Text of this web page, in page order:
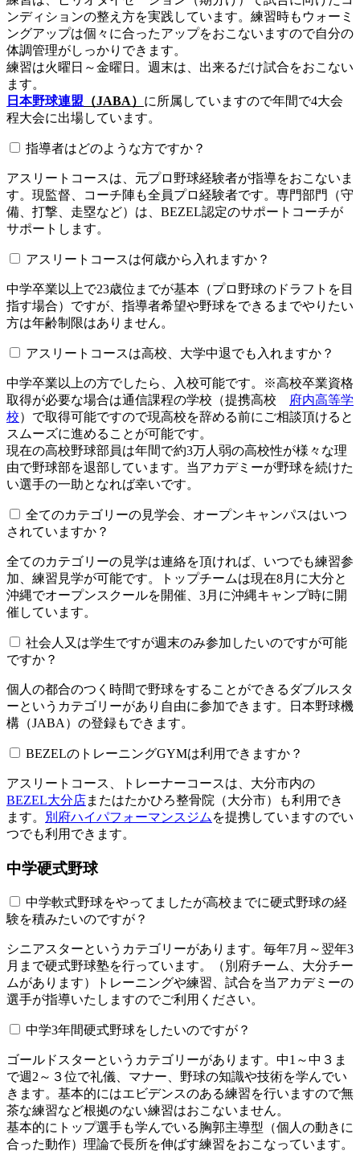
ンディションの整え方を実践しています。練習時もウォーミ
ングアップは個々に合ったアップをおこないますので自分の
体調管理がしっかりできます。
練習は火曜日～金曜日。週末は、出来るだけ試合をおこない
ます。
日本野球連盟 （JABA） に所属していますので年間で4大会
程大会に出場しています。
指導者はどのような方ですか？
アスリートコースは、元プロ野球経験者が指導をおこないま
す。現監督、コーチ陣も全員プロ経験者です。専門部門（守
備、打撃、走塁など）は、BEZEL認定のサポートコーチが
サポートします。
アスリートコースは何歳から入れますか？
中学卒業以上で23歳位までが基本（プロ野球のドラフトを目
指す場合）ですが、指導者希望や野球をできるまでやりたい
方は年齢制限はありません。
アスリートコースは高校、大学中退でも入れますか？
中学卒業以上の方でしたら、入校可能です。※高校卒業資格
取得が必要な場合は通信課程の学校（提携高校
府内高等学
校）で取得可能ですので現高校を辞める前にご相談頂けると
スムーズに進めることが可能です。
現在の高校野球部員は年間で約3万人弱の高校性が様々な理
由で野球部を退部しています。当アカデミーが野球を続けた
い選手の一助となれば幸いです。
全てのカテゴリーの見学会、オープンキャンパスはいつ
されていますか？​​​​​
全てのカテゴリーの見学は連絡を頂ければ、いつでも練習参
加、練習見学が可能です。トップチームは現在8月に大分と
沖縄でオープンスクールを開催、3月に沖縄キャンプ時に開
催しています。
社会人又は学生ですが週末のみ参加したいのですが可能
ですか？
個人の都合のつく時間で野球をすることができるダブルスタ
ーというカテゴリーがあり自由に参加できます。日本野球機
構（JABA）の登録もできます。
BEZELのトレーニングGYMは利用できますか？​​​​​
アスリートコース、トレーナーコースは、大分市内の
BEZEL大分店またはたかひろ整骨院（大分市）も利用でき
ます。
別府ハイパフォーマンスジム を提携していますのでい
つでも利用できます。
中学硬式野球
中学軟式野球をやってましたが高校までに硬式野球の経
験を積みたいのですが？
シニアスターというカテゴリーがあります。毎年7月～翌年3
月まで硬式野球塾を行っています。（別府チーム、大分チー
ムがあります）トレーニングや練習、試合を当アカデミーの
選手が指導いたしますのでご利用ください。
中学3年間硬式野球をしたいのですが？
ゴールドスターというカテゴリーがあります。中1～中３ま
で週2～３位で礼儀、マナー、野球の知識や技術を学んでい
きます。基本的にはエビデンスのある練習を行いますので無
茶な練習など根拠のない練習はおこないません。
基本的にトップ選手も学んでいる胸郭主導型（個人の動きに
合った動作）理論で長所を伸ばす練習をおこなっています。